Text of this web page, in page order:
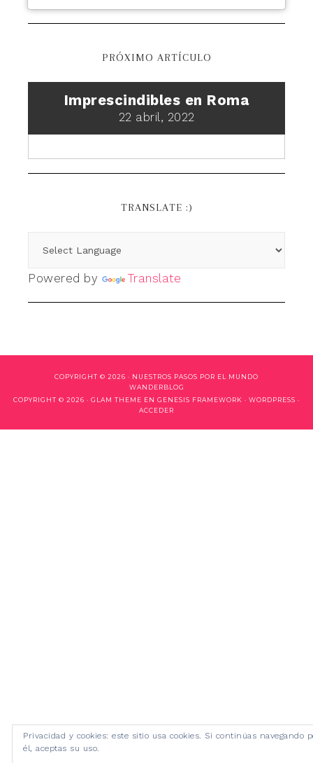
PRÓXIMO ARTÍCULO
Imprescindibles en Roma
22 abril, 2022
TRANSLATE :)
Powered by Translate
COPYRIGHT © 2026 · NUESTROS PASOS POR EL MUNDO
WANDERBLOG
COPYRIGHT © 2026 · GLAM THEME EN GENESIS FRAMEWORK · WORDPRESS ·
ACCEDER
Privacidad y cookies: este sitio usa cookies. Si continúas navegando
él, aceptas su uso.